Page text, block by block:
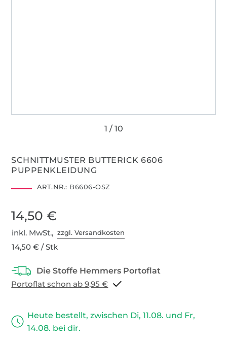
SCHNITTMUSTER BUTTERICK 6606
PUPPENKLEIDUNG
ART.NR.: B6606-OSZ
14,50 €
inkl. MwSt.,zzgl. Versandkosten
14,50 € / Stk
Portoflat schon ab 9,95 €
Heute bestellt, zwischen Di, 11.08. und Fr,
14.08. bei dir.